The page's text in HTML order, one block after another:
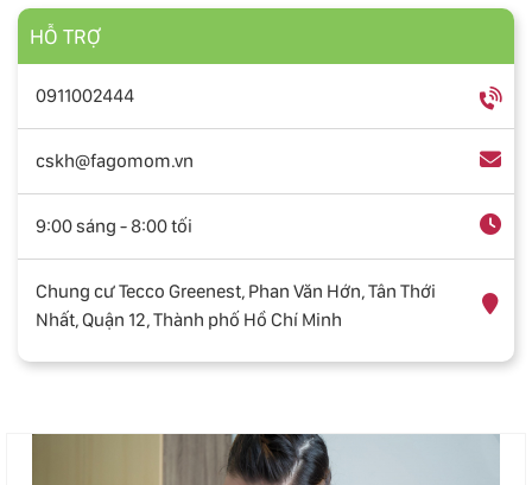
HỖ TRỢ
0911002444
cskh@fagomom.vn
9:00 sáng - 8:00 tối
Chung cư Tecco Greenest, Phan Văn Hớn, Tân Thới
Nhất, Quận 12, Thành phố Hồ Chí Minh